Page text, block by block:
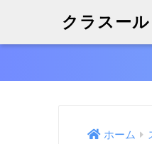
クラスール
ホーム